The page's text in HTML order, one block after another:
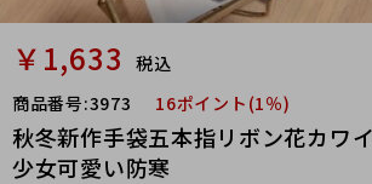
￥1,633
税込
商品番号:3973 16ポイント(1％)
秋冬新作手袋五本指リボン花カワ
少女可愛い防寒